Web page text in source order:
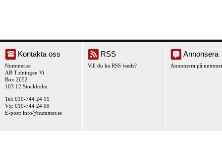
Kontakta oss
Nummer.se
AB Tidningen Vi
Box 2052
103 12 Stockholm
Tel: 010-744 24 11
Vx: 010-744 24 00
E-post: info@nummer.se
RSS
Vill du ha RSS feeds?
Annonsera
Annonsera på